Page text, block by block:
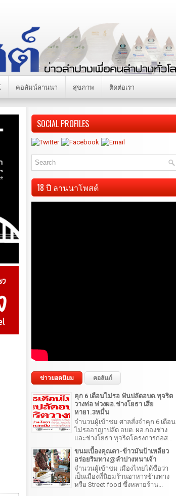
คอลัมน์ลานนา สุขภาพ ติดต่อเรา
SOCIAL PROFILES
18 ปี ลานนาโพสต์
ข่าวยอดนิยม คอลัมภ์
คุก 6 เดือนไม่รอ ฟันปลัดอบต.ทุจริต
วางท่อ พ่วงผอ.ช่างโยธา เสีย
หาย1.3หมื่น
จำนวนผู้เข้าชม ศาลสั่งจำคุก 6 เดือน
ไม่รออาญาปลัด อบต. ผอ.กองช่าง
และช่างโยธา ทุจริตโครงการก่อส...
ขนมเบื้องคุณตา-ข้าวมันป้าเหลียว
อร่อยริมทาง@ลำปางหนาเจ้า
จำนวนผู้เข้าชม เมืองไทยได้ชื่อว่า
เป็นเมืองที่นิยมร้านอาหารข้างทาง
หรือ Street food ซึ่งหลายร้าน...